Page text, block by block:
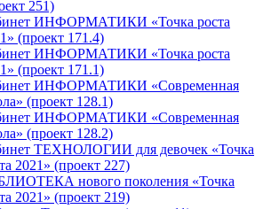
251)
ИНФОРМАТИКИ «Точка роста
(проект 171.4)
ИНФОРМАТИКИ «Точка роста
(проект 171.1)
ИНФОРМАТИКИ «Современная
(проект 128.1)
ИНФОРМАТИКИ «Современная
(проект 128.2)
ТЕХНОЛОГИИ для девочек «Точка
2021» (проект 227)
нового поколения «Точка
2021» (проект 219)